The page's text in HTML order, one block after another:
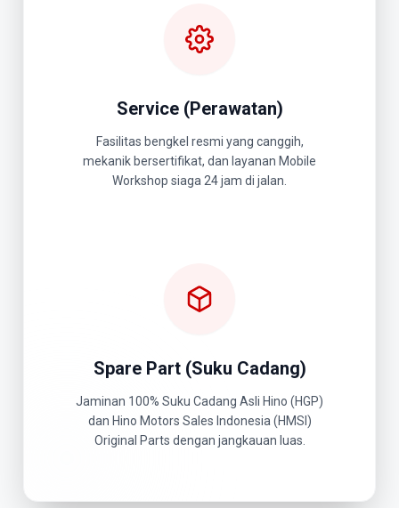
Service (Perawatan)
Fasilitas bengkel resmi yang canggih,
mekanik bersertifikat, dan layanan Mobile
Workshop siaga 24 jam di jalan.
Spare Part (Suku Cadang)
Jaminan 100% Suku Cadang Asli Hino (HGP)
dan Hino Motors Sales Indonesia (HMSI)
Original Parts dengan jangkauan luas.